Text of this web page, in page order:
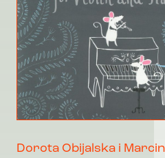
Dorota Obijalska i